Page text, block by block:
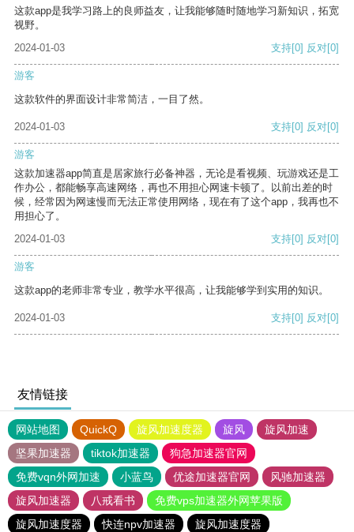
这款app是我学习路上的良师益友，让我能够随时随地学习新知识，拓宽
视野。
2024-01-03
支持[0] 反对[0]
游客
这款软件的界面设计非常简洁，一目了然。
2024-01-03 支持[0] 反对[0]
游客
这款加速器app简直是居家旅行必备神器，无论是看视频、玩游戏还是工
作办公，都能畅享高速网络，再也不用担心网速卡顿了。以前出差的时
候，经常因为网速慢而无法正常使用网络，现在有了这个app，我再也不
用担心了。
2024-01-03
支持[0] 反对[0]
游客
这款app的老师非常专业，教学水平很高，让我能够学到实用的知识。
2024-01-03 支持[0] 反对[0]
友情链接
网站地图 QuickQ 旋风加速度器 旋风
旋风加速
坚果加速器
tiktok加速器
狗急加速器官网
免费vqn外网加速
小蓝鸟 优途加速器官网
风驰加速器
旋风加速器
八戒看书
免费vps加速器外网苹果版
旋风加速度器
快连npv加速器 旋风加速度器